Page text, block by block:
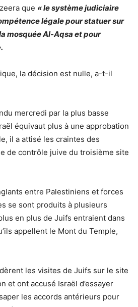
que « le système judiciaire
légale pour statuer sur
mosquée Al-Aqsa et pour
la décision est nulle, a-t-il
mercredi par la plus basse
équivaut plus à une approbation
il a attisé les craintes des
de contrôle juive du troisième site
entre Palestiniens et forces
se sont produits à plusieurs
en plus de Juifs entraient dans
appellent le Mont du Temple,
les visites de Juifs sur le site
et ont accusé Israël d’essayer
les accords antérieurs pour